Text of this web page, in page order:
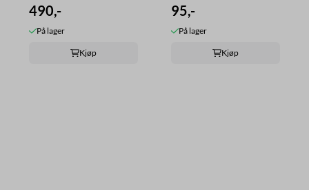
490,-
På lager
Kjøp
m
95,-
På lager
Kjøp